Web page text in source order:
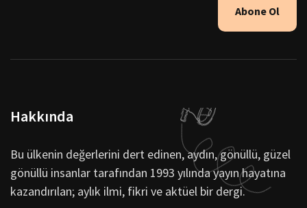
Abone Ol
Hakkında
Bu ülkenin değerlerini dert edinen, aydın, gönüllü, güzel
gönüllü insanlar tarafından 1993 yılında yayın hayatına
kazandırılan; aylık ilmi, fikri ve aktüel bir dergi.